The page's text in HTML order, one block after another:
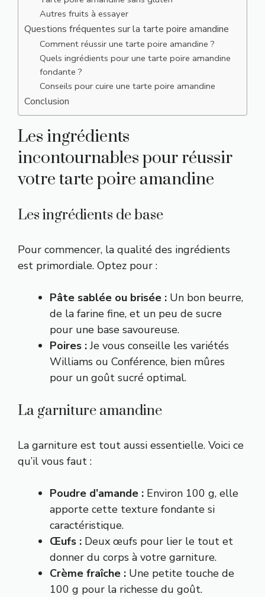
Autres fruits à essayer
Questions fréquentes sur la tarte poire amandine
Comment réussir une tarte poire amandine ?
Quels ingrédients pour une tarte poire amandine
fondante ?
Conseils pour cuire une tarte poire amandine
Conclusion
Les ingrédients
incontournables pour réussir
votre tarte poire amandine
Les ingrédients de base
Pour commencer, la qualité des ingrédients
est primordiale. Optez pour :
Pâte sablée ou brisée : Un bon beurre,
de la farine fine, et un peu de sucre
pour une base savoureuse.
Poires :Je vous conseille les variétés
Williams ou Conférence, bien mûres
pour un goût sucré optimal.
La garniture amandine
La garniture est tout aussi essentielle. Voici ce
qu’il vous faut :
Poudre d’amande : Environ 100 g, elle
apporte cette texture fondante si
caractéristique.
Œufs : Deux œufs pour lier le tout et
donner du corps à votre garniture.
Crème fraîche : Une petite touche de
100 g pour la richesse du goût.